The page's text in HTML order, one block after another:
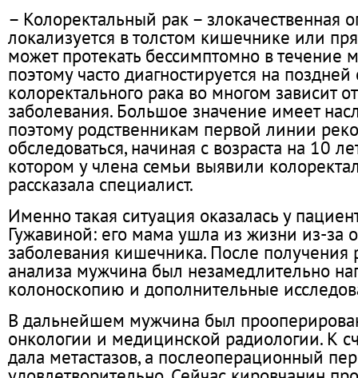
– Колоректальный рак – злокачественная
локализуется в толстом кишечнике или
может протекать бессимптомно в течение
поэтому часто диагностируется на
колоректального рака во многом зависит
заболевания. Большое значение имеет
поэтому родственникам первой линии
обследоваться, начиная с возраста на 10
котором у члена семьи выявили
рассказала специалист.
Именно такая ситуация оказалась у
Гужавиной: его мама ушла из жизни из-за
заболевания кишечника. После получения
анализа мужчина был незамедлительно
колоноскопию и дополнительные
В дальнейшем мужчина был
онкологии и медицинской радиологии. К
дала метастазов, а послеоперационный